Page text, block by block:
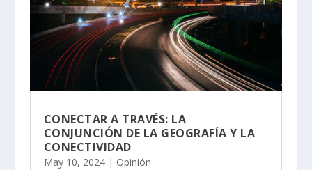
CONECTAR A TRAVÉS: LA
CONJUNCIÓN DE LA GEOGRAFÍA Y LA
CONECTIVIDAD
May 10, 2024| Opinión